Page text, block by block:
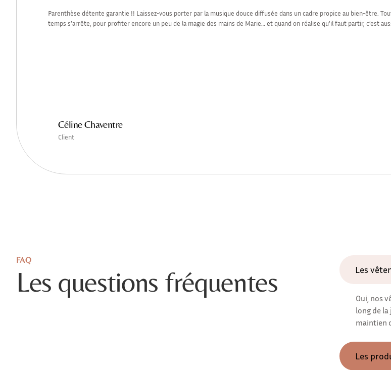
Parenthèse détente garantie !! Laissez-vous porter par la musique douce diffusée dans un cadre propice au bien-être.
temps s’arrête, pour profiter encore un peu de la magie des mains de Marie… et quand on réalise qu’il faut partir, c’est
Céline Chaventre
Client
FAQ
Les questions fréquentes Les
Oui, nos
long de
maintien
Les